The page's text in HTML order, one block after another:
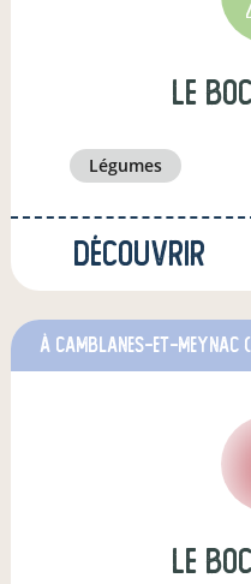
le
légumes
Découvrir
à Camblanes-et-Meynac
Le